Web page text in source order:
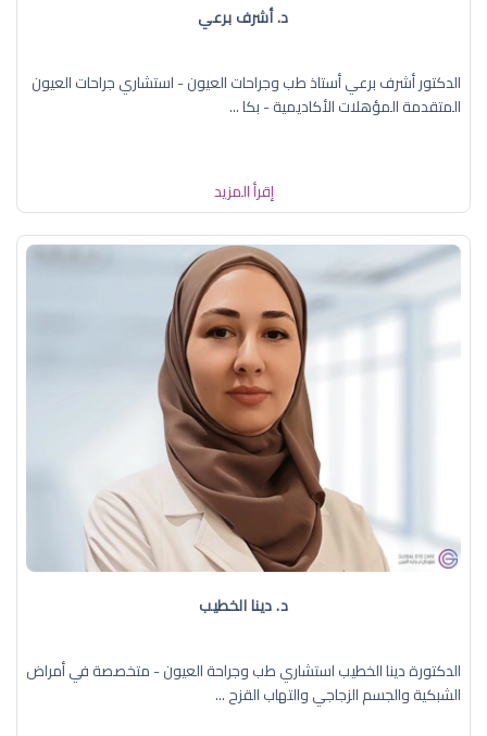
د. أشرف برعي
الدكتور أشرف برعي أستاذ طب وجراحات العيون - استشاري جراحات العيون
المتقدمة المؤهلات الأكاديمية - بكا ...
إقرأ المزيد
د. دينا الخطيب
الدكتورة دينا الخطيب استشاري طب وجراحة العيون - متخصصة في أمراض
الشبكية والجسم الزجاجي والتهاب القزح ...